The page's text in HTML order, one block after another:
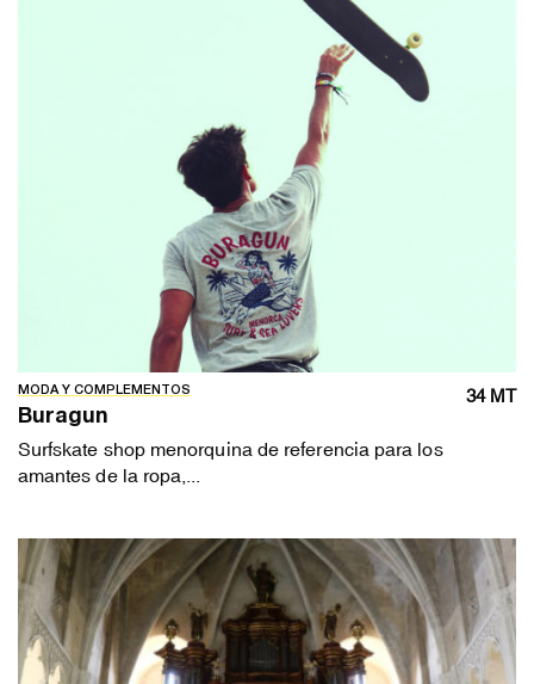
MODA Y COMPLEMENTOS 34 MT
Buragun
Surfskate shop menorquina de referencia para los
amantes de la ropa,...